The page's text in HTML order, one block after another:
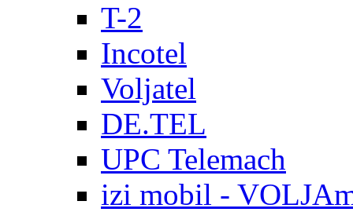
T-2
Incotel
Voljatel
DE.TEL
UPC Telemach
izi mobil -